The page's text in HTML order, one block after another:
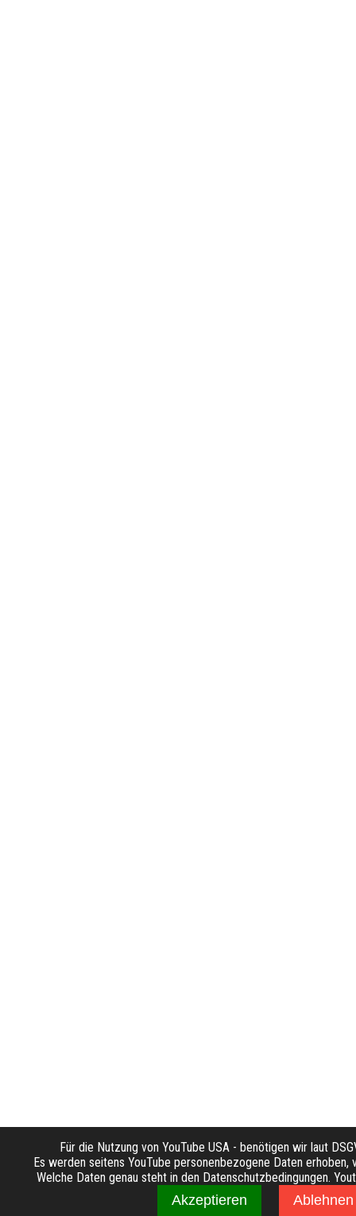
Für die Nutzung von YouTube USA - benötigen wir laut
Es werden seitens YouTube personenbezogene Daten
Welche Daten genau steht in den Datenschutzbedingungen.
Akzeptieren Ablehnen